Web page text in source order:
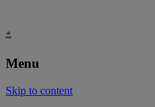
.
Menu
Skip to content